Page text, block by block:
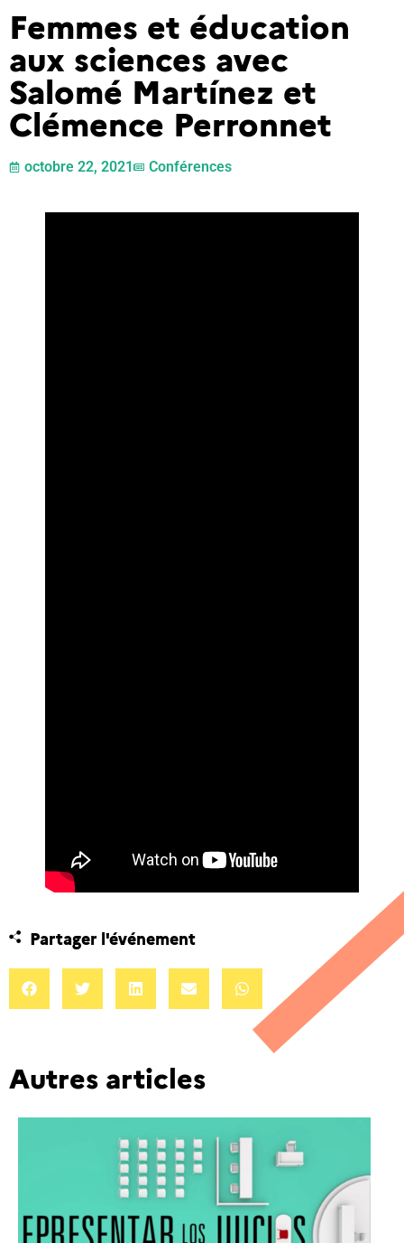
Femmes et éducation
aux sciences avec
Salomé Martínez et
Clémence Perronnet
octobre 22, 2021 Conférences
Partager l'événement
Autres articles